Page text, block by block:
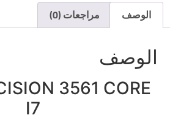
الوصف مراجعات (0)
الوصف
3561 CORE
I7